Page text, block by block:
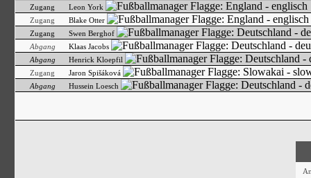
Zugang
Leon York
Zugang
Blake Otter
Zugang
Swen Berghof
Abgang
Klaas Jacobs
Abgang
Henrick Kloepfil
Zugang
Jaron Spišáková
Abgang
Hussein Loesch